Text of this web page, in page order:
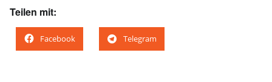
Teilen mit:
Facebook Telegram